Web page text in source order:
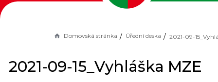
Domovská stránka Úřední deska
2021-09-15_Vyhláška MZE